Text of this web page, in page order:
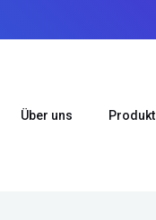
Über uns